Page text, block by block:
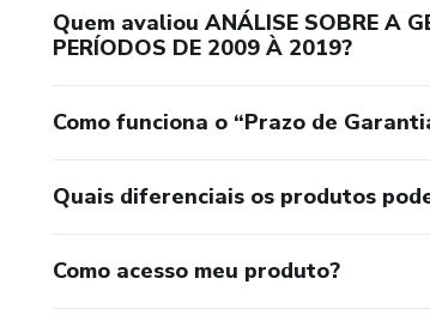
Quem avaliou ANÁLISE SOBRE A
PERÍODOS DE 2009 À 2019?
Como funciona o “Prazo de
Quais diferenciais os produtos
Como acesso meu produto?